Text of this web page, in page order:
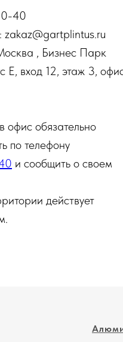
40
zakaz@gartplintus.ru
, Бизнес Парк
Е, вход 12, этаж 3,
офис обязательно
по телефону
и сообщить о своем
действует